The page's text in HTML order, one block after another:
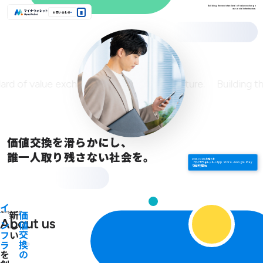
お問い合わせ
Building the next standard of value exchange
as social infrastructure.
of value exchange as social infrastructure. Building
価値交換を滑らかにし、
誰一人取り残さない社会を。
2026.07.21#お知らせ
「マイナウォレット」App Store・Google Play
で提供を開始
私たちについて
About us
ラ
新 し い価 値 交 換 の